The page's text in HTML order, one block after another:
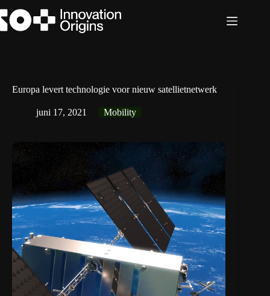
naar
de
Europa levert technologie voor nieuw satellietnetwerk
juni 17, 2021 Mobility